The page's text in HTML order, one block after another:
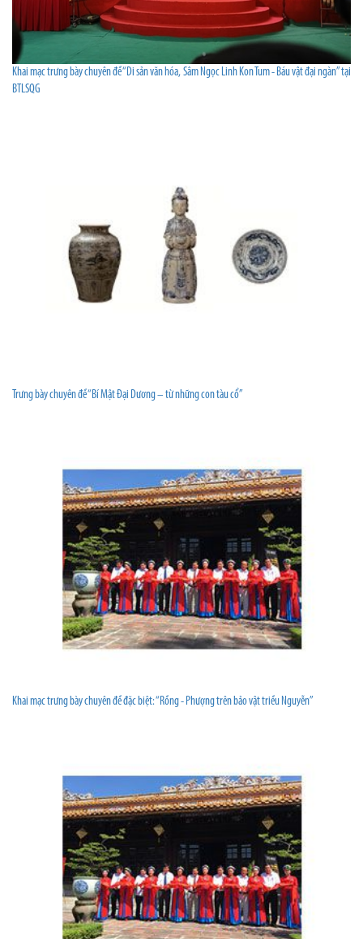
Khai mạc trưng bày chuyên đề “Di sản văn hóa, Sâm Ngọc Linh Kon Tum - Báu vật đại ngàn” tại
BTLSQG
Trưng bày chuyên đề “Bí Mật Đại Dương – từ những con tàu cổ”
Khai mạc trưng bày chuyên đề đặc biệt: “Rồng - Phượng trên bảo vật triều Nguyễn”